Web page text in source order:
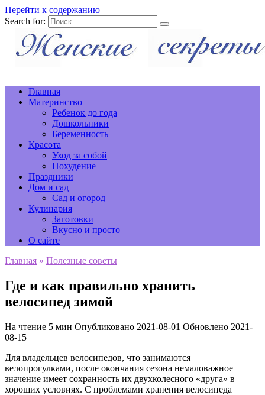
Перейти к содержанию
Search for:
Главная
Материнство
Ребенок до года
Дошкольники
Беременность
Красота
Уход за собой
Похудение
Праздники
Дом и сад
Сад и огород
Кулинария
Заготовки
Вкусно и просто
О сайте
Главная » Полезные советы
Где и как правильно хранить
велосипед зимой
На чтение 5 мин Опубликовано 2021-08-01 Обновлено 2021-
08-15
Для владельцев велосипедов, что занимаются
велопрогулками, после окончания сезона немаловажное
значение имеет сохранность их двухколесного «друга» в
хороших условиях. С проблемами хранения велосипеда